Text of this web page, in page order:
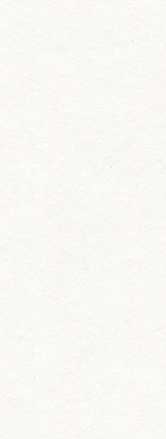
上腰に取って後ろ
袈裟に抜き打ちし
右こぶしの高さが